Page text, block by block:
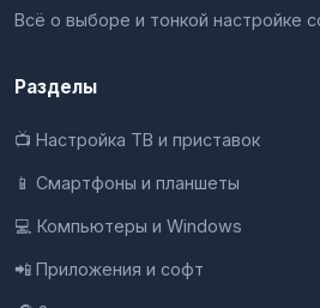
Всё о выборе и тонкой настройке
Разделы
📺 Настройка ТВ и приставок
📱 Смартфоны и планшеты
💻 Компьютеры и Windows
📲 Приложения и софт